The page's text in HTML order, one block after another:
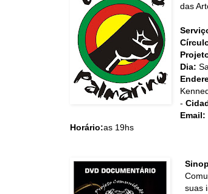
das
Dia:
-
Email:
Horário:as 19hs
suas